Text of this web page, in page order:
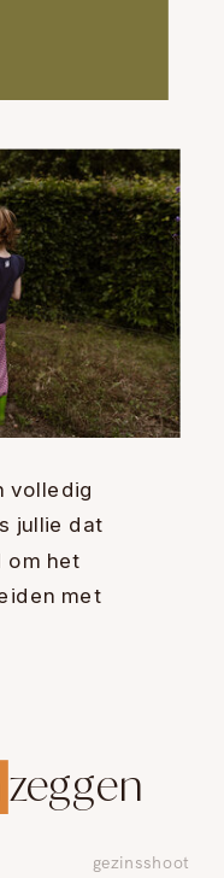
volledig
jullie dat
om het
met
gezinsshoot